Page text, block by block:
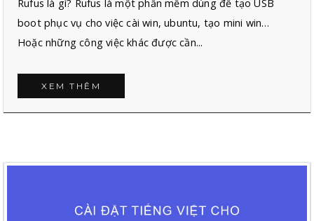
Rufus là gì? Rufus là một phần mềm dùng để tạo USB
boot phục vụ cho việc cài win, ubuntu, tạo mini win…
Hoặc những công việc khác được cần...
XEM THÊM